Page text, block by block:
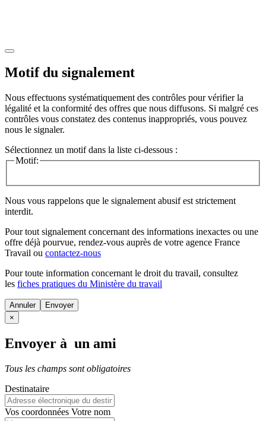
Motif du signalement
Nous effectuons systématiquement des contrôles pour vérifier la
légalité et la conformité des offres que nous diffusons. Si malgré ces
contrôles vous constatez des contenus inappropriés, vous pouvez
nous le signaler.
Sélectionnez un motif dans la liste ci-dessous :
Motif:
Nous vous rappelons que le signalement abusif est strictement
interdit.
Pour tout signalement concernant des informations inexactes ou une
offre déjà pourvue, rendez-vous auprès de votre agence France
Travail ou contactez-nous
Pour toute information concernant le droit du travail, consultez
les fiches pratiques du Ministère du travail
Annuler
×
Envoyer à un ami
Tous les champs sont obligatoires
Destinataire
Vos coordonnées Votre nom